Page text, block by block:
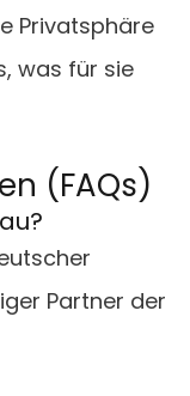
Privatsphäre
was für sie
(FAQs)
Partner der